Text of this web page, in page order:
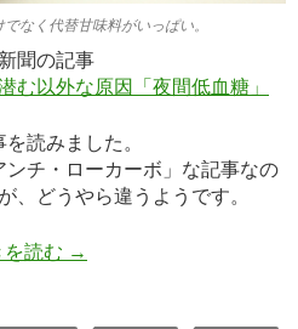
なく代替甘味料がいっぱい。
聞の記事
む以外な原因「夜間低血糖」
読みました。
チ・ローカーボ」な記事なの
、どうやら違うようです。
を読む 血糖値の乱高下が危ない？
→